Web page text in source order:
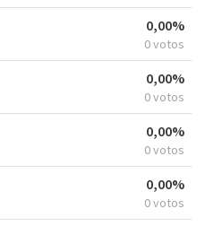
0,00%
0 votos
0,00%
0 votos
0,00%
0 votos
0,00%
0 votos